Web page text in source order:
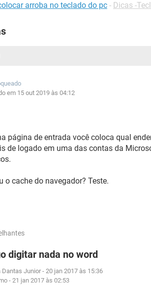
arroba no teclado do pc - Dicas -
em 15 out 2019 às 04:12
página de entrada você coloca qual
de logado em uma das contas da
o cache do navegador? Teste.
digitar nada no word
Dantas Junior - 20 jan 2017 às 15:36
- 21 jan 2017 às 02:53